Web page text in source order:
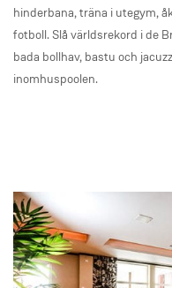
hinderbana, träna i utegym,
fotboll. Slå världsrekord i de
bada bollhav, bastu och
inomhuspoolen.